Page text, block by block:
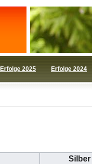
Erfolge 2025 Erfolge 2024
Silber